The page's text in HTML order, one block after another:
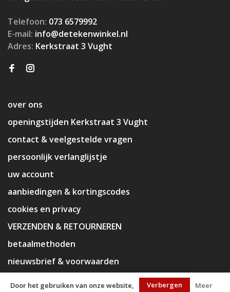
Telefoon: 073 6579992
E-mail: info@detekenwinkel.nl
Adres: Kerkstraat 3 Vught
over ons
openingstijden Kerkstraat 3 Vught
contact & veelgestelde vragen
persoonlijk verlanglijstje
uw account
aanbiedingen & kortingscodes
cookies en privacy
VERZENDEN & RETOURNEREN
betaalmethoden
nieuwsbrief & voorwaarden
Door het gebruiken van onze website, Verbergen Meer